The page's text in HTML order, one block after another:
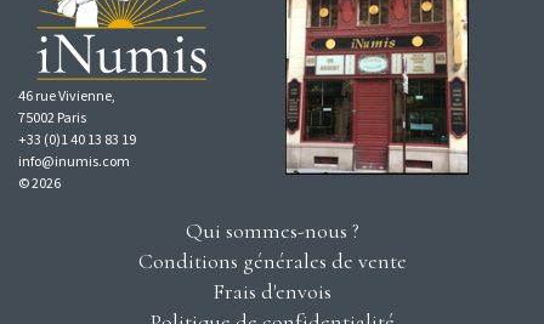
46 rue Vivienne,
75002 Paris
+33 (0)1 40 13 83 19
info@inumis.com
© 2026
Qui sommes-nous ?
Conditions générales de vente
Frais d'envois